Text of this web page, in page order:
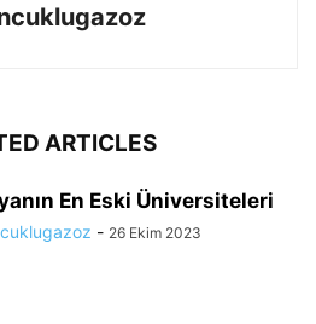
ARTICLES
En Eski Üniversiteleri
- 26 Ekim 2023